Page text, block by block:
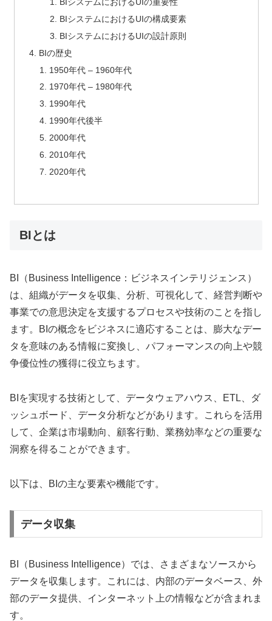
BIシステムにおけるUIの構成要素
BIシステムにおけるUIの設計原則
BIの歴史
1950年代 – 1960年代
1970年代 – 1980年代
1990年代
1990年代後半
2000年代
2010年代
2020年代
BIとは
BI（Business Intelligence：ビジネスインテリジェンス）
は、組織がデータを収集、分析、可視化して、経営判断や
事業での意思決定を支援するプロセスや技術のことを指し
ます。BIの概念をビジネスに適応することは、膨大なデー
タを意味のある情報に変換し、パフォーマンスの向上や競
争優位性の獲得に役立ちます。
BIを実現する技術として、データウェアハウス、ETL、ダ
ッシュボード、データ分析などがあります。これらを活用
して、企業は市場動向、顧客行動、業務効率などの重要な
洞察を得ることができます。
以下は、BIの主な要素や機能です。
データ収集
BI（Business Intelligence）では、さまざまなソースから
データを収集します。これには、内部のデータベース、外
部のデータ提供、インターネット上の情報などが含まれま
す。